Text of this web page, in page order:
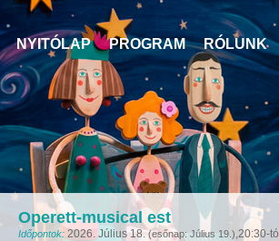
NYITÓLAP PROGRAM RÓLUNK
Operett-musical est
Időpontok: 2026. Július 18.(esőnap: Július 19.),20:30-tól